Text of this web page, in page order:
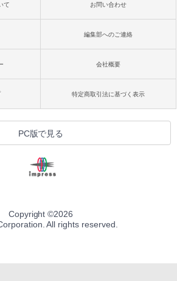
て お問い合わせ
編集部へのご連絡
会社概要
特定商取引法に基づく表示
PC版で見る
Copyright ©2026
All rights reserved.